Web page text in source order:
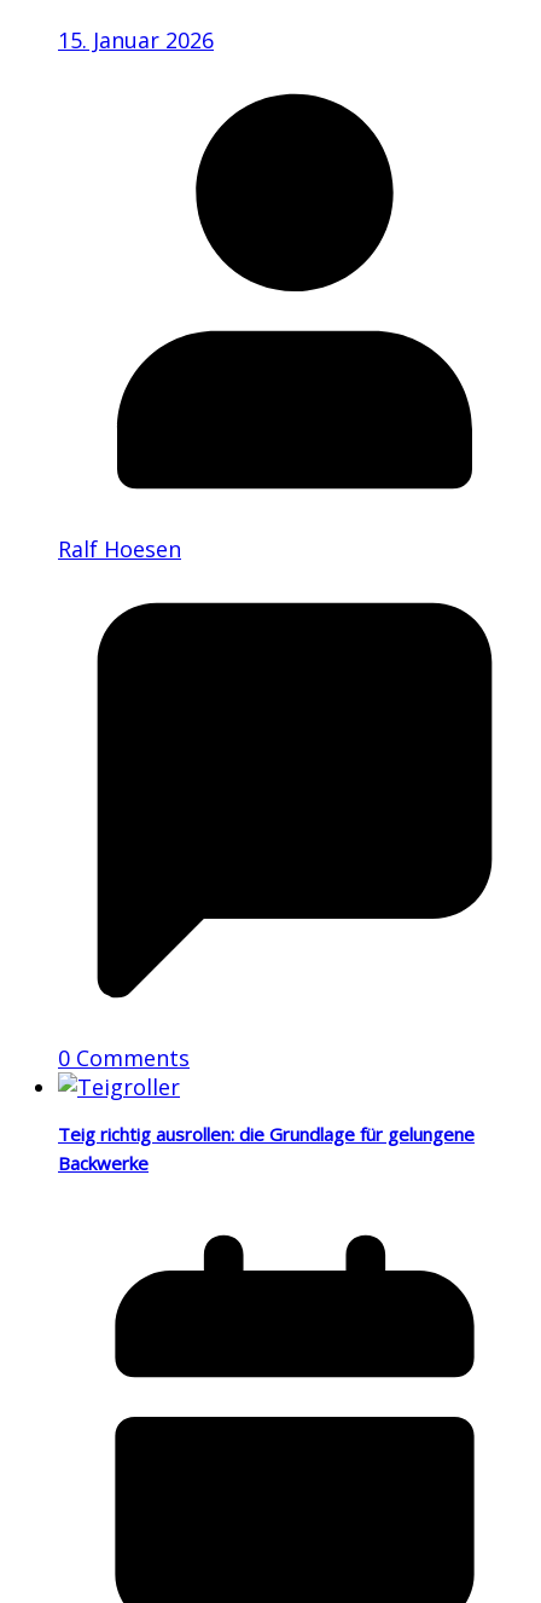
15. Januar 2026
Ralf Hoesen
0 Comments
Teig richtig ausrollen: die Grundlage für gelungene
Backwerke